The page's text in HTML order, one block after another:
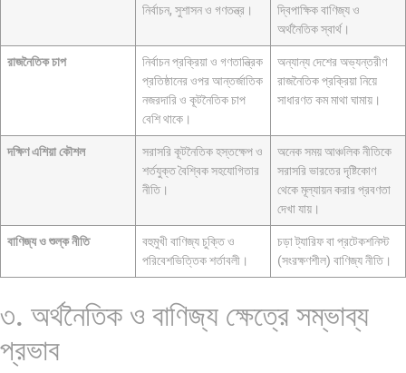
নির্বাচন, সুশাসন ও গণতন্ত্র।
দ্বিপাক্ষিক বাণিজ্য ও
অর্থনৈতিক স্বার্থ।
রাজনৈতিক চাপ
নির্বাচন প্রক্রিয়া ও গণতান্ত্রিক
প্রতিষ্ঠানের ওপর আন্তর্জাতিক
নজরদারি ও কূটনৈতিক চাপ
বেশি থাকে।
অন্যান্য দেশের অভ্যন্তরীণ
রাজনৈতিক প্রক্রিয়া নিয়ে
সাধারণত কম মাথা ঘামায়।
দক্ষিণ এশিয়া কৌশল
সরাসরি কূটনৈতিক হস্তক্ষেপ ও
শর্তযুক্ত বৈশ্বিক সহযোগিতার
নীতি।
অনেক সময় আঞ্চলিক নীতিকে
সরাসরি ভারতের দৃষ্টিকোণ
থেকে মূল্যায়ন করার প্রবণতা
দেখা যায়।
বাণিজ্য ও শুল্ক নীতি
বহুমুখী বাণিজ্য চুক্তি ও
পরিবেশভিত্তিক শর্তাবলী।
চড়া ট্যারিফ বা প্রটেকশনিস্ট
(সংরক্ষণশীল) বাণিজ্য নীতি।
৩. অর্থনৈতিক ও বাণিজ্য ক্ষেত্রে সম্ভাব্য
প্রভাব